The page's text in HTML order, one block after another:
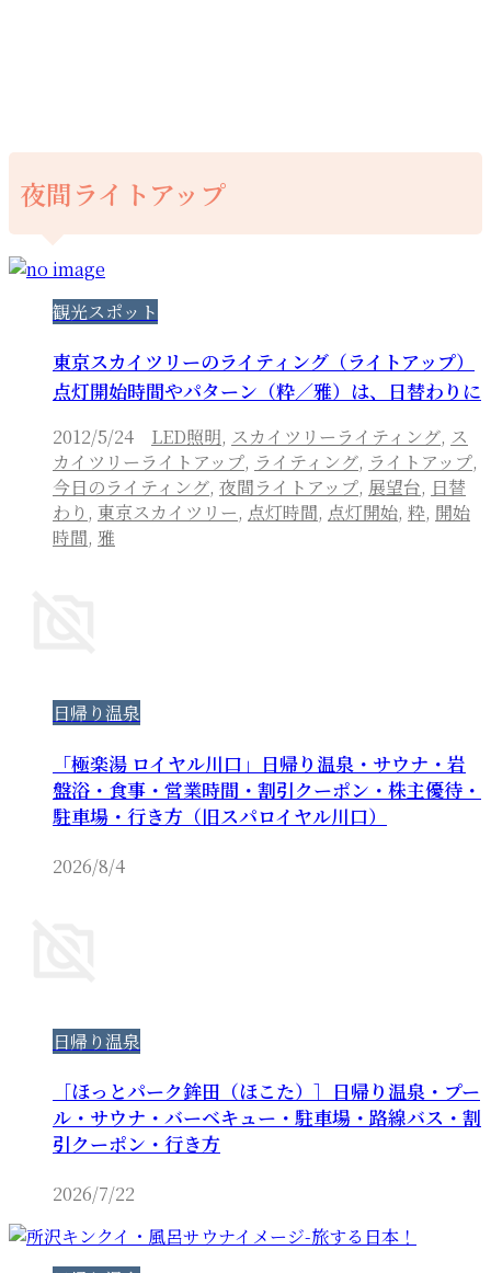
夜間ライトアップ
観光スポット
東京スカイツリーのライティング（ライトアップ）
点灯開始時間やパターン（粋／雅）は、日替わりに
2012/5/24 LED照明, スカイツリーライティング, ス
カイツリーライトアップ, ライティング, ライトアップ,
今日のライティング, 夜間ライトアップ, 展望台, 日替
わり , 東京スカイツリー, 点灯時間, 点灯開始, 粋, 開始
時間, 雅
日帰り温泉
「極楽湯 ロイヤル川口」日帰り温泉・サウナ・岩
盤浴・食事・営業時間・割引クーポン・株主優待・
駐車場・行き方（旧スパロイヤル川口）
2026/8/4
日帰り温泉
［ほっとパーク鉾田（ほこた）］日帰り温泉・プー
ル・サウナ・バーベキュー・駐車場・路線バス・割
引クーポン・行き方
2026/7/22